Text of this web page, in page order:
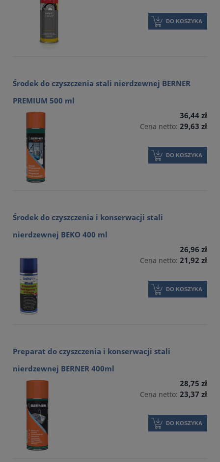
DO KOSZYKA
Środek do czyszczenia stali nierdzewnej BERNER
PREMIUM 500 ml
36,44 zł
Cena netto: 29,63 zł
DO KOSZYKA
Środek do czyszczenia i konserwacji stali
nierdzewnej BEKO 400 ml
26,96 zł
Cena netto: 21,92 zł
DO KOSZYKA
Preparat do czyszczenia i konserwacji stali
nierdzewnej BERNER 400ml
28,75 zł
Cena netto: 23,37 zł
DO KOSZYKA